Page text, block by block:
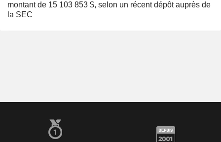
montant de 15 103 853 $, selon un récent dépôt auprès de
la SEC